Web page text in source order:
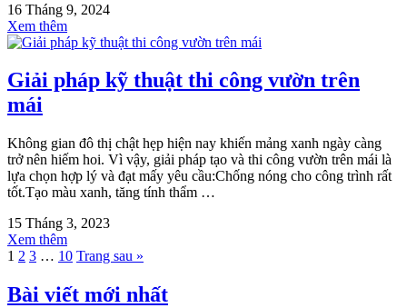
16 Tháng 9, 2024
Xem thêm
Giải pháp kỹ thuật thi công vườn trên
mái
Không gian đô thị chật hẹp hiện nay khiến mảng xanh ngày càng
trở nên hiếm hoi. Vì vậy, giải pháp tạo và thi công vườn trên mái là
lựa chọn hợp lý và đạt mấy yêu cầu:Chống nóng cho công trình rất
tốt.Tạo màu xanh, tăng tính thẩm …
15 Tháng 3, 2023
Xem thêm
1 2 3 … 10 Trang sau »
Bài viết mới nhất